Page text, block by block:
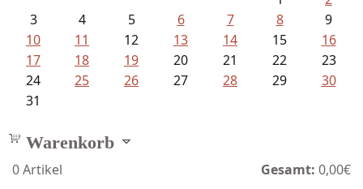
3
4 5 6 7 8
9
10
11 12 13 14 15
16
17
18 19 20 21 22
23
24
25 26 27 28 29
30
31
Warenkorb
0Artikel Gesamt: 0,00€